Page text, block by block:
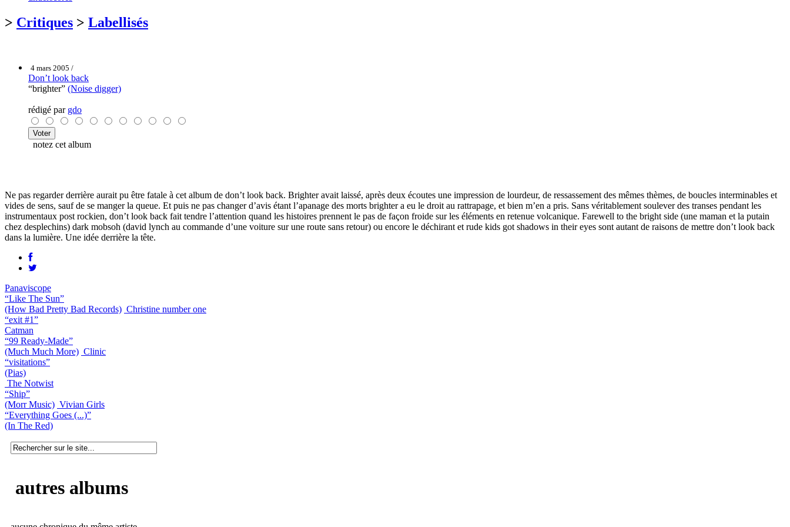
> Critiques > Labellisés
4 mars 2005 /
Don’t look back
“brighter” (Noise digger)
rédigé par gdo
notez cet album
Ne pas regarder derrière aurait pu être fatale à cet album de don’t look back. Brighter avait laissé, après deux écoutes une impression de lourdeur, de ressassement des mêmes thèmes, de boucles interminables et
vides de sens, sauf de se manger la queue. Et puis ne pas changer d’avis étant l’apanage des morts brighter a eu le droit au rattrapage, et bien m’en a pris. Sans véritablement soulever des transes pendant les
instrumentaux post rockien, don’t look back fait tendre l’attention quand les histoires prennent le pas de façon froide sur les éléments en retenue volcanique. Farewell to the bright side (une maman et la putain
chez desplechins) dark mobsoh (david lynch au commande d’une voiture sur une route sans retour) ou encore le déchirant et rude kids got shadows in their eyes sont autant de raisons de mettre don’t look back
dans la lumière. Une idée derrière la tête.
Panaviscope
“Like The Sun”
(How Bad Pretty Bad Records) Christine number one
“exit #1”
Catman
“99 Ready-Made”
(Much Much More) Clinic
“visitations”
(Pias)
The Notwist
“Ship”
(Morr Music) Vivian Girls
“Everything Goes (...)”
(In The Red)
autres albums